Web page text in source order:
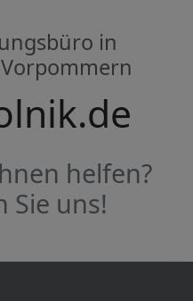
in
helfen?
Sie uns!